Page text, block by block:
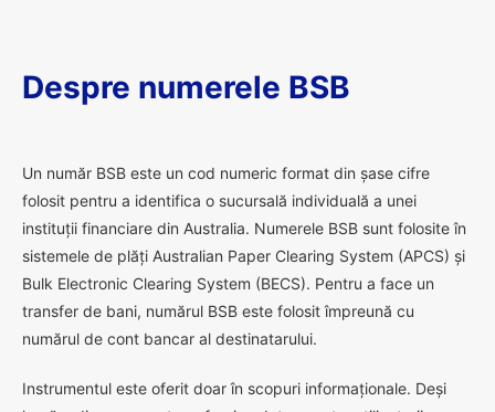
Despre numerele BSB
Un număr BSB este un cod numeric format din șase cifre
folosit pentru a identifica o sucursală individuală a unei
instituții financiare din Australia. Numerele BSB sunt folosite în
sistemele de plăți Australian Paper Clearing System (APCS) și
Bulk Electronic Clearing System (BECS). Pentru a face un
transfer de bani, numărul BSB este folosit împreună cu
numărul de cont bancar al destinatarului.
Instrumentul este oferit doar în scopuri informaționale. Deși